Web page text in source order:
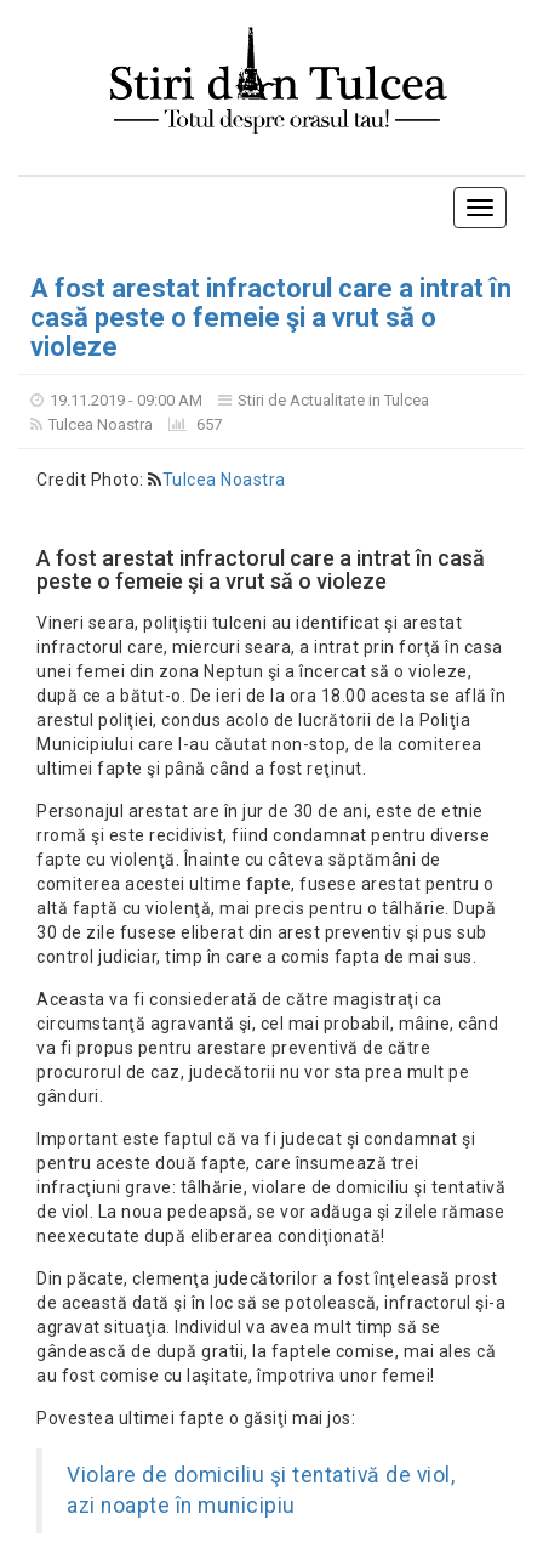
Toggle
A fost arestat infractorul care a intrat în
casă peste o femeie şi a vrut să o
violeze
19.11.2019 - 09:00 AM
Stiri de Actualitate in Tulcea
Tulcea Noastra
657
Credit Photo: Tulcea Noastra
A fost arestat infractorul care a intrat în casă
peste o femeie şi a vrut să o violeze
Vineri seara, poliţiştii tulceni au identificat şi arestat
infractorul care, miercuri seara, a intrat prin forţă în casa
unei femei din zona Neptun şi a încercat să o violeze,
după ce a bătut-o. De ieri de la ora 18.00 acesta se află în
arestul poliţiei, condus acolo de lucrătorii de la Poliţia
Municipiului care l-au căutat non-stop, de la comiterea
ultimei fapte şi până când a fost reţinut.
Personajul arestat are în jur de 30 de ani, este de etnie
rromă şi este recidivist, fiind condamnat pentru diverse
fapte cu violenţă. Înainte cu câteva săptămâni de
comiterea acestei ultime fapte, fusese arestat pentru o
altă faptă cu violenţă, mai precis pentru o tâlhărie. După
30 de zile fusese eliberat din arest preventiv şi pus sub
control judiciar, timp în care a comis fapta de mai sus.
Aceasta va fi consiederată de către magistraţi ca
circumstanţă agravantă şi, cel mai probabil, mâine, când
va fi propus pentru arestare preventivă de către
procurorul de caz, judecătorii nu vor sta prea mult pe
gânduri.
Important este faptul că va fi judecat şi condamnat şi
pentru aceste două fapte, care însumează trei
infracţiuni grave: tâlhărie, violare de domiciliu şi tentativă
de viol. La noua pedeapsă, se vor adăuga şi zilele rămase
neexecutate după eliberarea condiţionată!
Din păcate, clemenţa judecătorilor a fost înţeleasă prost
de această dată şi în loc să se potolească, infractorul şi-a
agravat situaţia. Individul va avea mult timp să se
gândească de după gratii, la faptele comise, mai ales că
au fost comise cu laşitate, împotriva unor femei!
Povestea ultimei fapte o găsiţi mai jos:
Violare de domiciliu şi tentativă de viol,
azi noapte în municipiu